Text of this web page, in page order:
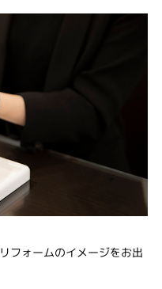
フォームのイメージをお出